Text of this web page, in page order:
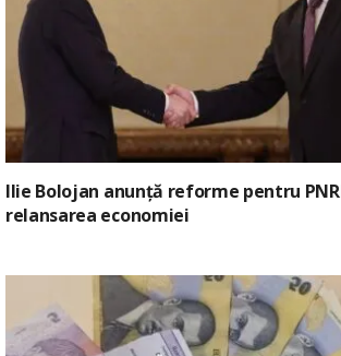
Ilie Bolojan anunță reforme pentru
relansarea economiei